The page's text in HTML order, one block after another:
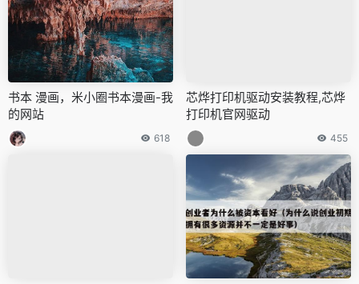
书本 漫画，米小圈书本漫画-我
的网站
618
芯烨打印机驱动安装教程,芯烨
打印机官网驱动
455